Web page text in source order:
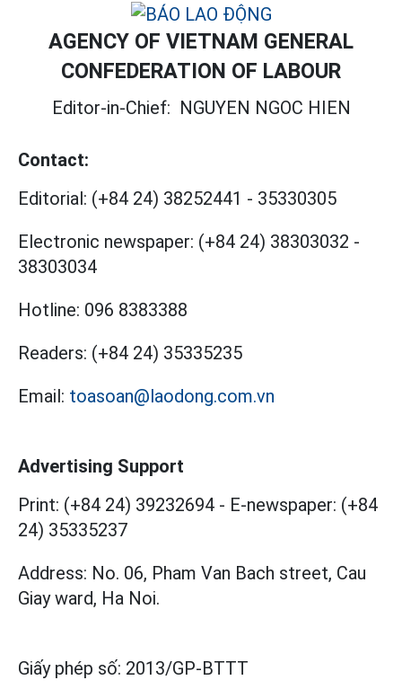
AGENCY OF VIETNAM GENERAL
CONFEDERATION OF LABOUR
Editor-in-Chief: NGUYEN NGOC HIEN
Contact:
Editorial: (+84 24) 38252441 - 35330305
Electronic newspaper: (+84 24) 38303032 -
38303034
Hotline: 096 8383388
Readers: (+84 24) 35335235
Email: toasoan@laodong.com.vn
Advertising Support
Print: (+84 24) 39232694 - E-newspaper: (+84
24) 35335237
Address: No. 06, Pham Van Bach street, Cau
Giay ward, Ha Noi.
Giấy phép số: 2013/GP-BTTT